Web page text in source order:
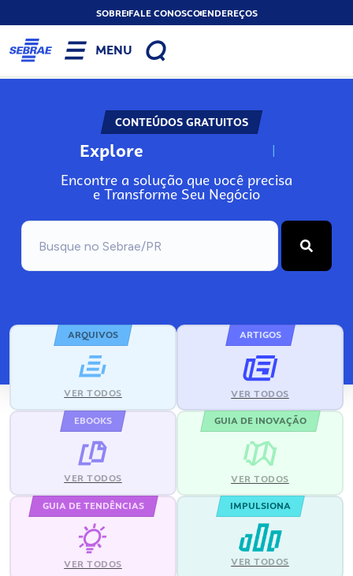
SOBREFALE CONOSCOENDEREÇOS
MENU
CONTEÚDOS GRATUITOS
Explore N
Encontre a solução que você precisa
e Transforme Seu Negócio
ARQUIVOS
VER TODOS
ARTIGOS
VER TODOS
EBOOKS
VER TODOS
GUIA DE INOVAÇÃO
VER TODOS
GUIA DE TENDÊNCIAS
VER TODOS
IMPULSIONA
VER TODOS